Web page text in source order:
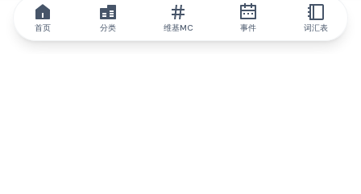
首页 分类 维基MC 事件 词汇表